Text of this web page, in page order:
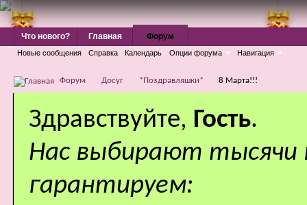
Что нового? Главная Форум
Новые сообщения Справка Календарь Опции форума Навигация
Форум Досуг *Поздравляшки* 8 Марта!!!
Здравствуйте, Гость.
Нас выбирают
гарантируем: